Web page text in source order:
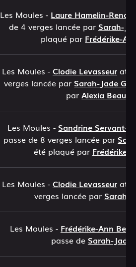
Les Moules - Laure Hamelin-
de 4 verges lancée par Sarah-
plaqué par Frédérike-
Les Moules - Clodie Levasseur
verges lancée par Sarah-Jade
parAlexia
Les Moules - Sandrine Servant-
passe de 8 verges lancée par
été plaqué par Frédérike-
Les Moules - Clodie Levasseur
verges lancée par Sarah-
Les Moules - Frédérike-Ann
passe de Sarah-Jade